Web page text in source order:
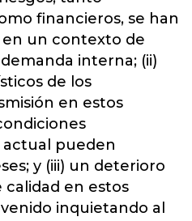
financieros, se han
un contexto de
interna; (ii)
de los
en estos
pueden
y (iii) un deterioro
calidad en estos
inquietando al